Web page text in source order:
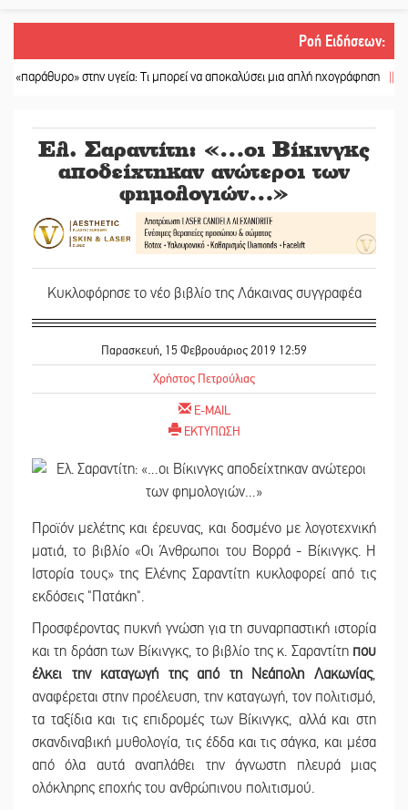
Ροή Ειδήσεων:
υγεία: Τι μπορεί να αποκαλύσει μια απλή ηχογράφηση || Η Πετρίνα
Ελ. Σαραντίτη: «…οι Βίκινγκς
αποδείχτηκαν ανώτεροι των
φημολογιών…»
Κυκλοφόρησε το νέο βιβλίο της Λάκαινας συγγραφέα
Παρασκευή, 15 Φεβρουάριος 2019 12:59
Χρήστος Πετρούλιας
E-MAIL
ΕΚΤΥΠΩΣΗ
Προϊόν μελέτης και έρευνας, και δοσμένο με λογοτεχνική
ματιά, το βιβλίο «Οι Άνθρωποι του Βορρά - Βίκινγκς. Η
Ιστορία τους» της Ελένης Σαραντίτη κυκλοφορεί από τις
εκδόσεις "Πατάκη".
Προσφέροντας πυκνή γνώση για τη συναρπαστική ιστορία
και τη δράση των Βίκινγκς, το βιβλίο της κ. Σαραντίτη που
έλκει την καταγωγή της από τη Νεάπολη Λακωνίας,
αναφέρεται στην προέλευση, την καταγωγή, τον πολιτισμό,
τα ταξίδια και τις επιδρομές των Βίκινγκς, αλλά και στη
σκανδιναβική μυθολογία, τις έδδα και τις σάγκα, και μέσα
από όλα αυτά αναπλάθει την άγνωστη πλευρά μιας
ολόκληρης εποχής του ανθρώπινου πολιτισμού.